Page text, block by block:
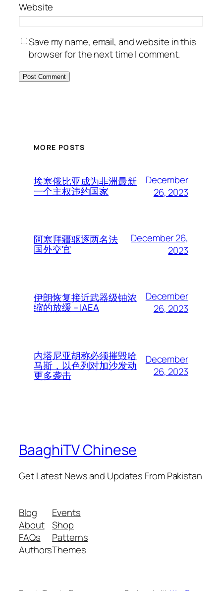
Website
Save my name, email, and website in this
browser for the next time I comment.
MORE POSTS
埃塞俄比亚成为非洲最新
一个主权违约国家
December
26, 2023
阿塞拜疆驱逐两名法
国外交官
December 26,
2023
伊朗恢复接近武器级铀浓
缩的放缓 – IAEA
December
26, 2023
内塔尼亚胡称必须摧毁哈
马斯，以色列对加沙发动
更多袭击
December
26, 2023
BaaghiTV Chinese
Get Latest News and Updates From Pakistan
Blog
About
FAQs
Authors
Events
Shop
Patterns
Themes